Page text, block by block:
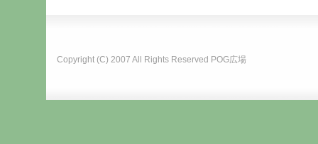
Copyright (C) 2007 All Rights Reserved POG広場